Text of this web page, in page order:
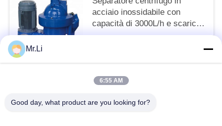
acciaio inossidabile con
capacità di 3000L/h e scarico
automatico per la
Mr.Li
6:55 AM
Good day, what product are you looking for?